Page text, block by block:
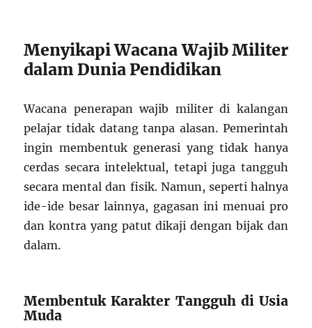
Menyikapi Wacana Wajib Militer
dalam Dunia Pendidikan
Wacana penerapan wajib militer di kalangan
pelajar tidak datang tanpa alasan. Pemerintah
ingin membentuk generasi yang tidak hanya
cerdas secara intelektual, tetapi juga tangguh
secara mental dan fisik. Namun, seperti halnya
ide-ide besar lainnya, gagasan ini menuai pro
dan kontra yang patut dikaji dengan bijak dan
dalam.
Membentuk Karakter Tangguh di Usia
Muda